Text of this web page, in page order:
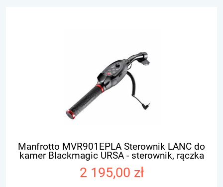
Manfrotto MVR901EPLA Sterownik LANC do
kamer Blackmagic URSA - sterownik, rączka
2 195,00 zł